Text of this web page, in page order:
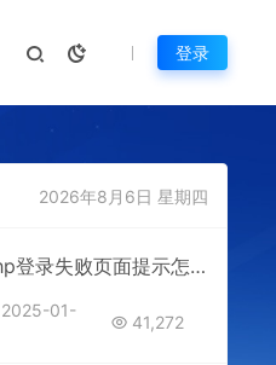
登录
2026年8月6日 星期四
php登录失败页面提示怎么实现
2025-01-
41,272